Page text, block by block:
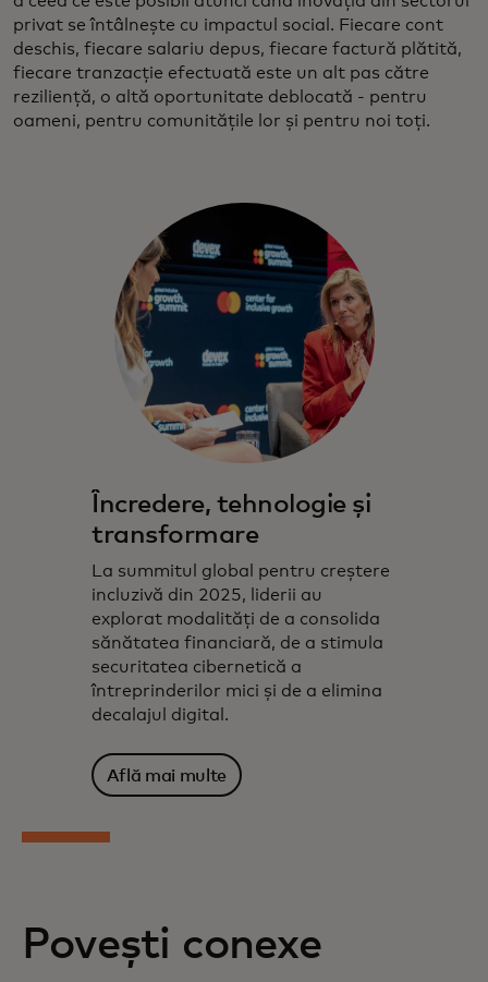
privat se întâlnește cu impactul social. Fiecare cont
deschis, fiecare salariu depus, fiecare factură plătită,
fiecare tranzacție efectuată este un alt pas către
reziliență, o altă oportunitate deblocată - pentru
oameni, pentru comunitățile lor și pentru noi toți.
Încredere, tehnologie și
transformare
La summitul global pentru creștere
incluzivă din 2025, liderii au
explorat modalități de a consolida
sănătatea financiară, de a stimula
securitatea cibernetică a
întreprinderilor mici și de a elimina
decalajul digital.
Află mai multe
Povești conexe